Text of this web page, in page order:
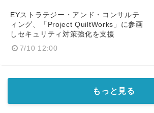
EYストラテジー・アンド・コンサルテ
ィング、「Project QuiltWorks」に参画
しセキュリティ対策強化を支援
7/10 12:00
もっと見る